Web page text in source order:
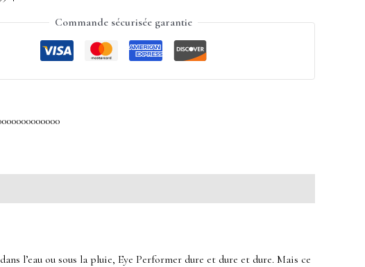
Commande sécurisée garantie
l’eau ou sous la pluie, Eye Performer dure et dure et dure. Mais ce